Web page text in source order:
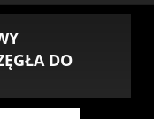
DO